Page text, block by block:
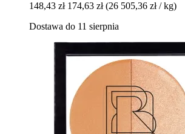
148,43 zł 174,63 zł (26 505,36 zł / kg)
Dostawa do 11 sierpnia